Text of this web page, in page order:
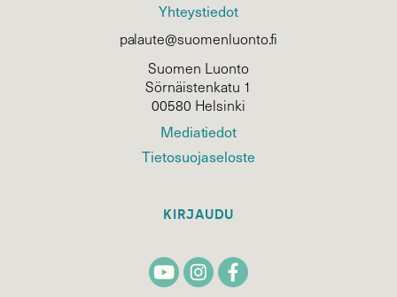
Yhteystiedot
palaute@suomenluonto.fi
Suomen Luonto
Sörnäistenkatu 1
00580 Helsinki
Mediatiedot
Tietosuojaseloste
KIRJAUDU